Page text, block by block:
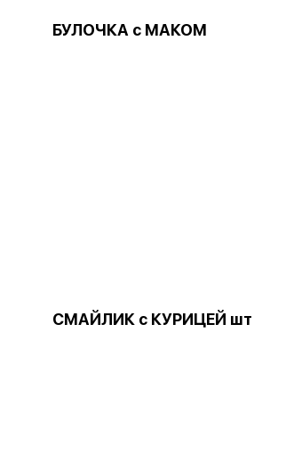
БУЛОЧКА с МАКОМ
СМАЙЛИК с КУРИЦЕЙ шт